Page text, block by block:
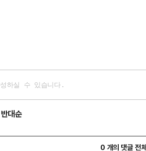
반대순
0 개의 댓글 전